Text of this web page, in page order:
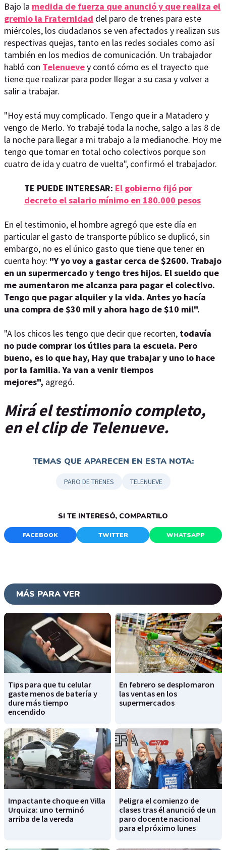
Bajo la medida de fuerza que anunció y que realiza el
gremio la Fraternidad del paro de trenes para este
miércoles, los ciudadanos se ven afectados y realizan sus
respectivas quejas, tanto en las redes sociales como así
también en los medios de comunicación. Un trabajador
habló con Telenuevey contó cómo es el trayecto que
tiene que realizar para poder llegar a su casa y volver a
salir a trabajar.
"Hoy está muy complicado. Tengo que ir a Matadero y
vengo de Merlo. Yo trabajé toda la noche, salgo a las 8 de
la noche para llegar a mi trabajo a la medianoche. Hoy me
tengo que tomar en total ocho colectivos porque son
cuatro de ida y cuatro de vuelta", confirmó el trabajador.
TE PUEDE INTERESAR: El gobierno fijó por
decreto el salario mínimo en 180.000 pesos
En el testimonio, el hombre agregó que este día en
particular el gasto de transporte público se duplicó, sin
embargo, no es el único gasto que tiene que tener en
cuenta hoy: "Y yo voy a gastar cerca de $2600. Trabajo
en un supermercado y tengo tres hijos. El sueldo que
me aumentaron me alcanza para pagar el colectivo.
Tengo que pagar alquiler y la vida. Antes yo hacía
una compra de $30 mil y ahora hago de $10 mil".
"A los chicos les tengo que decir que recorten, todavía
no pude comprar los útiles para la escuela. Pero
bueno, es lo que hay, Hay que trabajar y uno lo hace
por la familia. Ya van a venir tiempos
mejores", agregó.
Mirá el testimonio completo,
en el clip de Telenueve.
TEMAS QUE APARECEN EN ESTA NOTA:
PARO DE TRENES TELENUEVE
SI TE INTERESÓ, COMPARTILO
FACEBOOK TWITTER WHATSAPP
MÁS PARA VER
Tips para que tu celular
gaste menos de batería y
dure más tiempo
encendido
En febrero se desplomaron
las ventas en los
supermercados
Impactante choque en Villa
Urquiza: uno terminó
arriba de la vereda
Peligra el comienzo de
clases tras él anunció de un
paro docente nacional
para el próximo lunes